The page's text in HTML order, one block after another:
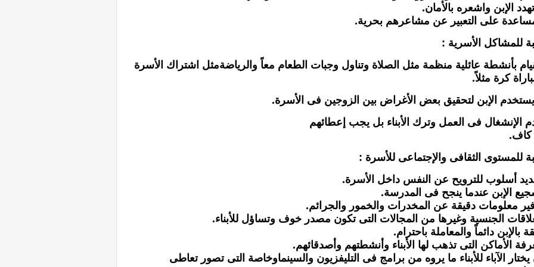
للمشاكل الأسرية :
بأنشطة عائلية منظمة مثل الصلاة وتناول وجبات الطعام معاً والرياضةمثل اشتراك الأسرة
كرة مثلاً.
للمستوى الثقافى والإجتماعى للأسرة :
يختار الآباء للأبناء ما يروه من برامج فى التليفزيون والسينماوخاصة التى تصور تعاطى